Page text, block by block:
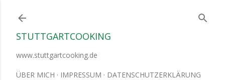
STUTTGARTCOOKING
www.stuttgartcooking.de
ÜBER MICH IMPRESSUM DATENSCHUTZERKLÄRUNG